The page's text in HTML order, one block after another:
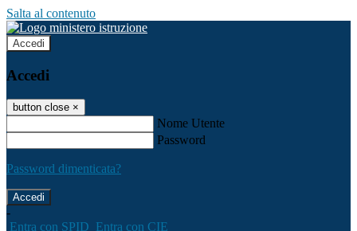
Salta al contenuto
Accedi
Accedi
button close ×
Nome Utente
Password
Password dimenticata?
-
Entra con SPID Entra con CIE